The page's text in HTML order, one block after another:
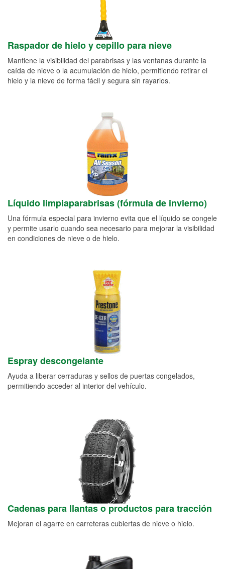
Raspador de hielo y cepillo para nieve
Mantiene la visibilidad del parabrisas y las ventanas durante la
caída de nieve o la acumulación de hielo, permitiendo retirar el
hielo y la nieve de forma fácil y segura sin rayarlos.
Líquido limpiaparabrisas (fórmula de invierno)
Una fórmula especial para invierno evita que el líquido se congele
y permite usarlo cuando sea necesario para mejorar la visibilidad
en condiciones de nieve o de hielo.
Espray descongelante
Ayuda a liberar cerraduras y sellos de puertas congelados,
permitiendo acceder al interior del vehículo.
Cadenas para llantas o productos para tracción
Mejoran el agarre en carreteras cubiertas de nieve o hielo.